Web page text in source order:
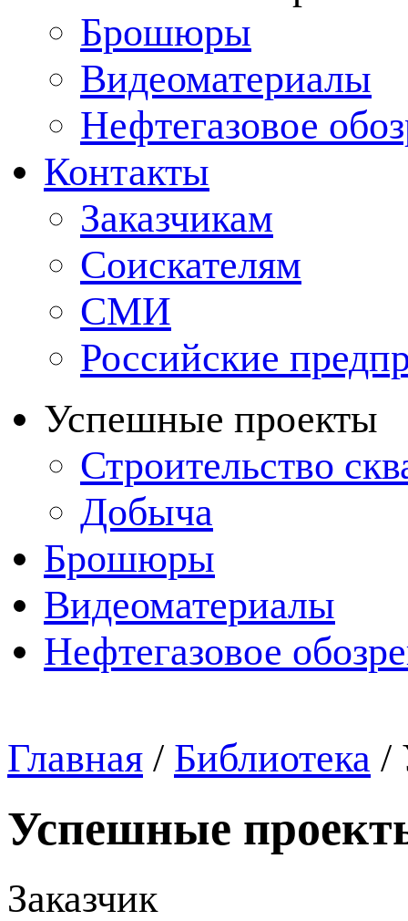
Брошюры
Видеоматериалы
Нефтегазовое
Контакты
Заказчикам
Соискателям
СМИ
Российские
Успешные проекты
Строительство
Добыча
Брошюры
Видеоматериалы
Нефтегазовое
Главная / Библиотека /
Успешные
Заказчик